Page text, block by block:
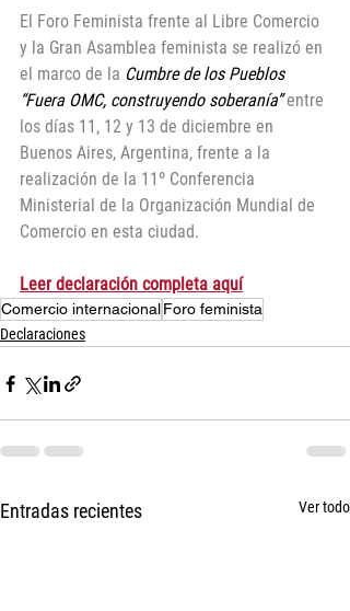
El Foro Feminista frente al Libre Comercio
y la Gran Asamblea feminista se realizó en
el marco de la Cumbre de los Pueblos
“Fuera OMC, construyendo soberanía” entre
los días 11, 12 y 13 de diciembre en
Buenos Aires, Argentina, frente a la
realización de la 11º Conferencia
Ministerial de la Organización Mundial de
Comercio en esta ciudad.
Leer declaración completa aquí
Comercio internacionalForo feminista
Declaraciones
Entradas recientes Ver todo